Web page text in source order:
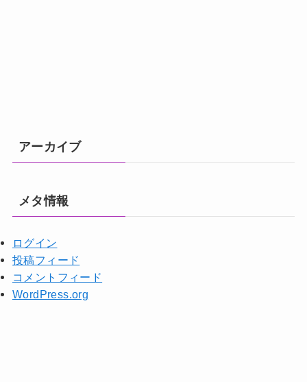
アーカイブ
メタ情報
ログイン
投稿フィード
コメントフィード
WordPress.org